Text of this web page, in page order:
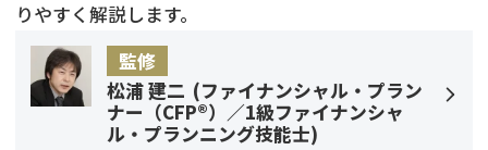
りやすく解説します。
監修
松浦 建二 (ファイナンシャル・プラン
ナー（CFP®）／1級ファイナンシャ
ル・プランニング技能士)